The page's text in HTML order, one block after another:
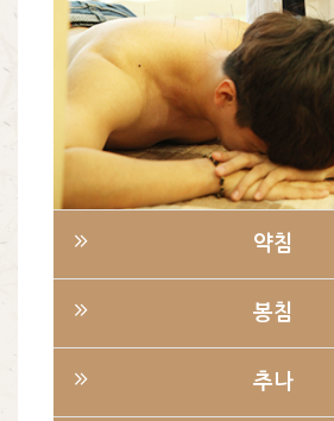
바른몸 한방
약침
봉침
추나